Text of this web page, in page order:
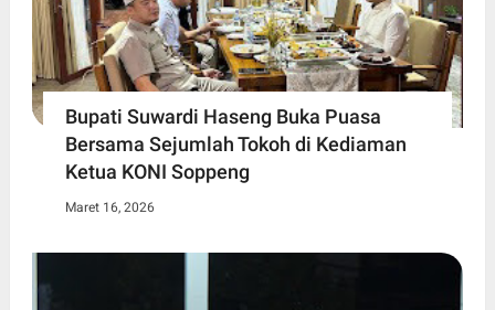
Bupati Suwardi Haseng Buka Puasa
Bersama Sejumlah Tokoh di Kediaman
Ketua KONI Soppeng
Maret 16, 2026